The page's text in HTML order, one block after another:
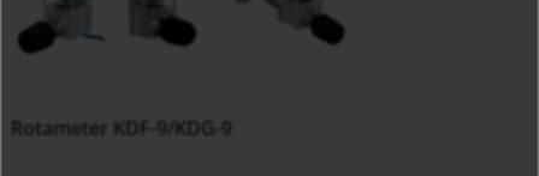
Rotameter KDF-9/KDG-9